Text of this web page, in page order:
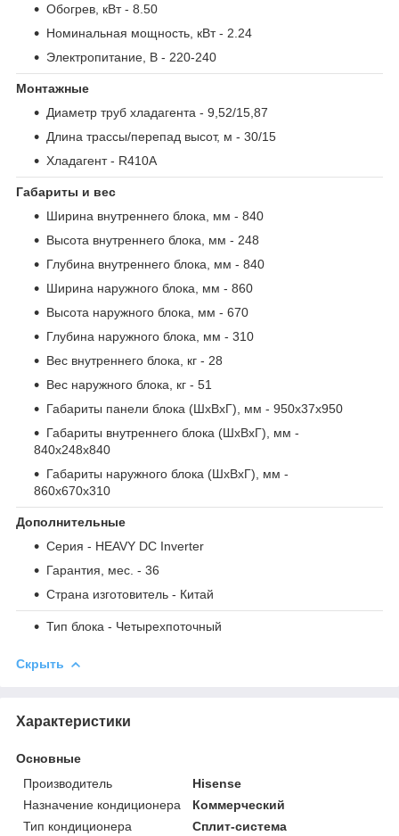
Обогрев, кВт- 8.50
Номинальная мощность, кВт- 2.24
Электропитание, В - 220-240
Монтажные
Диаметр труб хладагента - 9,52/15,87
Длина трассы/перепад высот, м - 30/15
Хладагент- R410A
Габариты и вес
Ширина внутреннего блока, мм - 840
Высота внутреннего блока, мм - 248
Глубина внутреннего блока, мм - 840
Ширина наружного блока, мм - 860
Высота наружного блока, мм - 670
Глубина наружного блока, мм - 310
Вес внутреннего блока, кг - 28
Вес наружного блока, кг - 51
Габариты панели блока (ШxВxГ), мм - 950x37x950
Габариты внутреннего блока (ШxВxГ), мм -
840x248x840
Габариты наружного блока (ШxВxГ), мм -
860x670x310
Дополнительные
Серия - HEAVY DC Inverter
Гарантия, мес. - 36
Страна изготовитель - Китай
Тип блока - Четырехпоточный
Скрыть
Характеристики
Основные
Производитель
Hisense
Назначение кондиционера
Коммерческий
Тип кондиционера
Сплит-система